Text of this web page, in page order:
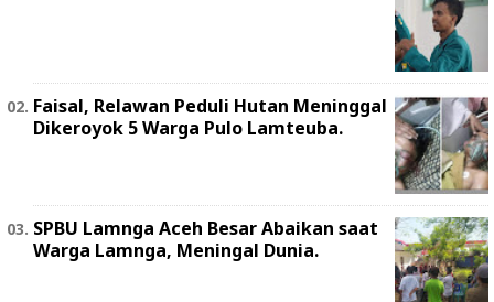
Faisal, Relawan Peduli Hutan Meninggal
Dikeroyok 5 Warga Pulo Lamteuba.
SPBU Lamnga Aceh Besar Abaikan saat
Warga Lamnga, Meningal Dunia.